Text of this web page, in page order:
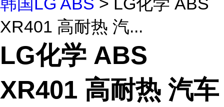
XR401 高耐热 汽...
LG化学 ABS
XR401 高耐热 汽车